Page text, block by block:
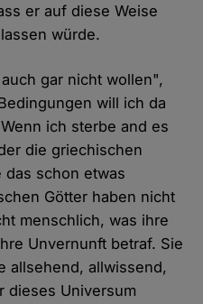
er auf diese Weise
würde.
gar nicht wollen",
will ich da
ich sterbe and es
die griechischen
das schon etwas
Götter haben nicht
menschlich, was ihre
Unvernunft betraf. Sie
allsehend, allwissend,
dieses Universum